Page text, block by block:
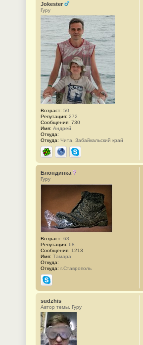
Jokester
Гуру
Возраст: 50
Репутация: 272
Сообщения: 730
Имя: Андрей
Откуда:
Откуда: Чита, Забайкальский край
ICQ СайтSkype
Блондинка
Гуру
Возраст: 63
Репутация: 68
Сообщения: 1213
Имя: Тамара
Откуда:
Откуда: г.Ставрополь
Skype
sudzhis
Автор темы, Гуру